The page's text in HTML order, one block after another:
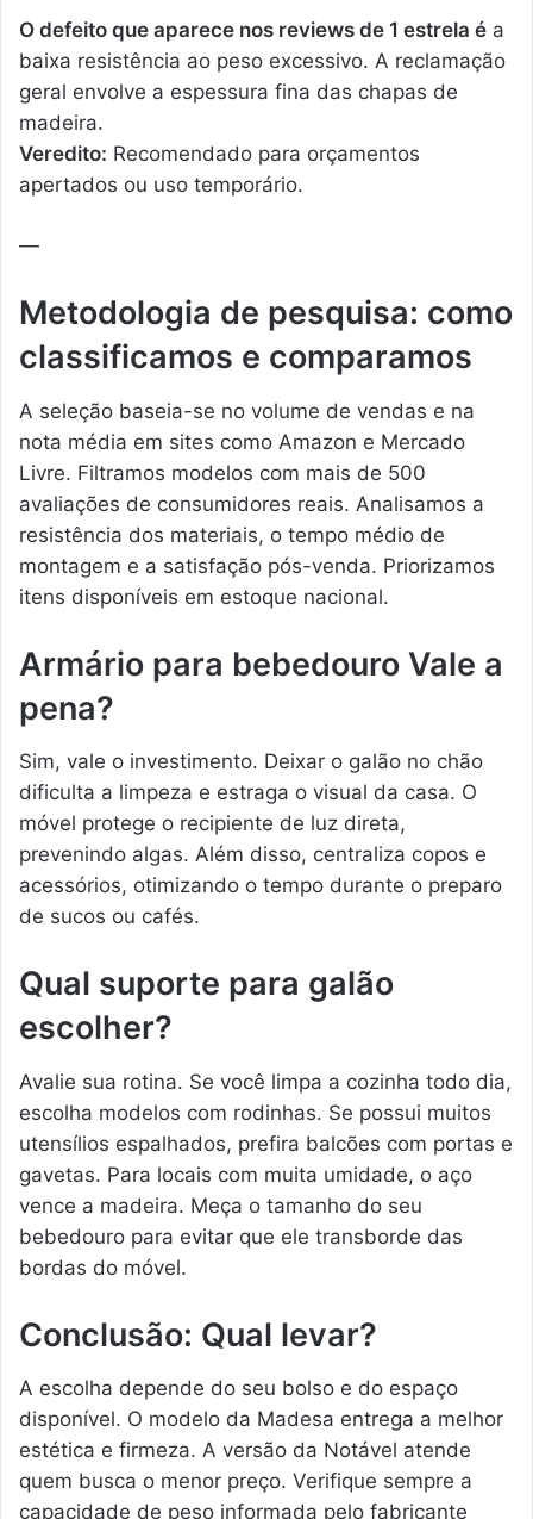
O defeito que aparece nos reviews de 1 estrela é a
baixa resistência ao peso excessivo. A reclamação
geral envolve a espessura fina das chapas de
madeira.
Veredito: Recomendado para orçamentos
apertados ou uso temporário.
—
Metodologia de pesquisa: como
classificamos e comparamos
A seleção baseia-se no volume de vendas e na
nota média em sites como Amazon e Mercado
Livre. Filtramos modelos com mais de 500
avaliações de consumidores reais. Analisamos a
resistência dos materiais, o tempo médio de
montagem e a satisfação pós-venda. Priorizamos
itens disponíveis em estoque nacional.
Armário para bebedouro Vale a
pena?
Sim, vale o investimento. Deixar o galão no chão
dificulta a limpeza e estraga o visual da casa. O
móvel protege o recipiente de luz direta,
prevenindo algas. Além disso, centraliza copos e
acessórios, otimizando o tempo durante o preparo
de sucos ou cafés.
Qual suporte para galão
escolher?
Avalie sua rotina. Se você limpa a cozinha todo dia,
escolha modelos com rodinhas. Se possui muitos
utensílios espalhados, prefira balcões com portas e
gavetas. Para locais com muita umidade, o aço
vence a madeira. Meça o tamanho do seu
bebedouro para evitar que ele transborde das
bordas do móvel.
Conclusão: Qual levar?
A escolha depende do seu bolso e do espaço
disponível. O modelo da Madesa entrega a melhor
estética e firmeza. A versão da Notável atende
quem busca o menor preço. Verifique sempre a
capacidade de peso informada pelo fabricante